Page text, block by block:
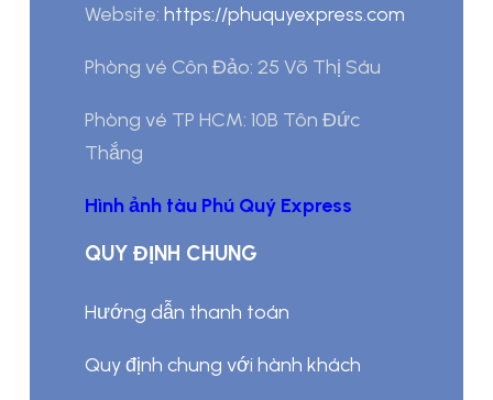
Website: https://phuquyexpress.com
Phòng vé Côn Đảo: 25 Võ Thị Sáu
Phòng vé TP HCM: 10B Tôn Đức
Thắng
Hình ảnh tàu Phú Quý Express
QUY ĐỊNH CHUNG
Hướng dẫn thanh toán
Quy định chung với hành khách